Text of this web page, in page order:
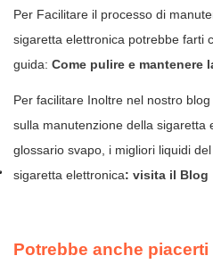
Per Facilitare il processo di
sigaretta elettronica potrebbe farti
guida: Come pulire e mantenere
Per facilitare Inoltre nel nostro
sulla manutenzione della sigaretta
glossario svapo, i migliori liquidi
sigaretta elettronica: visita il Blog
Potrebbe anche piacerti